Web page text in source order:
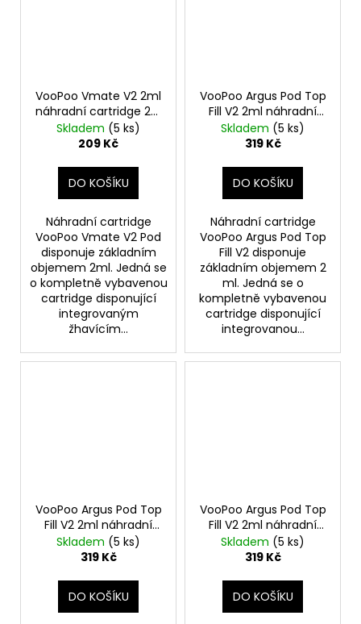
VooPoo Vmate V2 2ml
náhradní cartridge 2ks
odpor 1,2ohm
Skladem (5 ks)
209 Kč
DO KOŠÍKU
Náhradní cartridge
VooPoo Vmate V2 Pod
disponuje základním
objemem 2ml. Jedná se
o kompletně vybavenou
cartridge disponující
integrovaným
žhavícím...
VooPoo Argus Pod Top
Fill V2 2ml náhradní
cartridge 3ks odpor
0,4ohm
Skladem (5 ks)
319 Kč
DO KOŠÍKU
Náhradní cartridge
VooPoo Argus Pod Top
Fill V2 disponuje
základním objemem 2
ml. Jedná se o
kompletně vybavenou
cartridge disponující
integrovanou...
VooPoo Argus Pod Top
Fill V2 2ml náhradní
cartridge 3ks odpor
0,7ohm
Skladem (5 ks)
319 Kč
DO KOŠÍKU
VooPoo Argus Pod Top
Fill V2 2ml náhradní
cartridge 3ks odpor
1,0ohm
Skladem (5 ks)
319 Kč
DO KOŠÍKU